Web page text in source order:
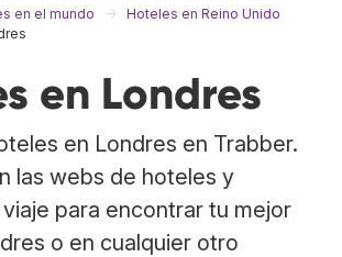
en el mundo
Hoteles en Reino Unido
en Londres
en Londres en Trabber.
las webs de hoteles y
para encontrar tu mejor
o en cualquier otro